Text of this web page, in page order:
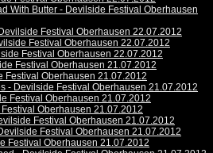
With Butter - Devilside Festival Oberhausen
Festival Oberhausen 22.07.2012
Festival Oberhausen 22.07.2012
Festival Oberhausen 22.07.2012
Festival Oberhausen 21.07.2012
Festival Oberhausen 21.07.2012
- Devilside Festival Oberhausen 21.07.2012
Festival Oberhausen 21.07.2012
Oberhausen 21.07.2012
Festival Oberhausen 21.07.2012
Festival Oberhausen 21.07.2012
Festival Oberhausen 21.07.2012